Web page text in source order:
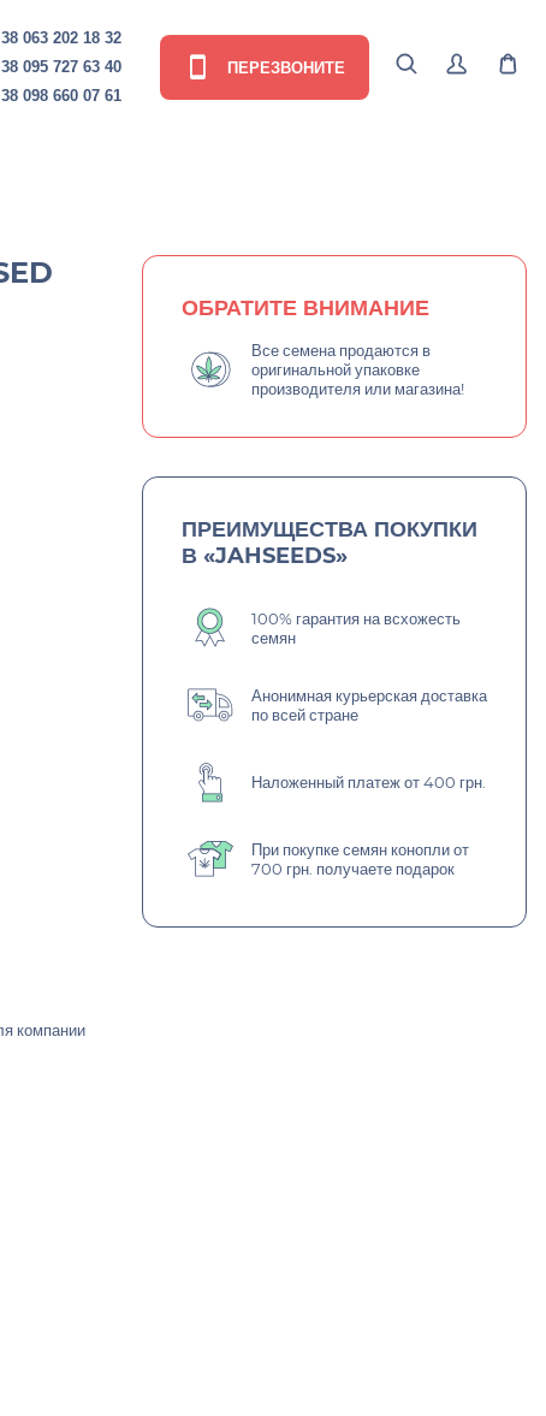
063 202 18 32
095 727 63 40
098 660 07 61
ПЕРЕЗВОНИТЕ
компании
ОБРАТИТЕ ВНИМАНИЕ
Все семена продаются в
оригинальной упаковке
производителя или магазина!
ПРЕИМУЩЕСТВА ПОКУПКИ
В «JAHSEEDS»
100% гарантия на всхожесть
семян
Анонимная курьерская доставка
по всей стране
Наложенный платеж от 400 грн.
При покупке семян конопли от
700 грн. получаете подарок